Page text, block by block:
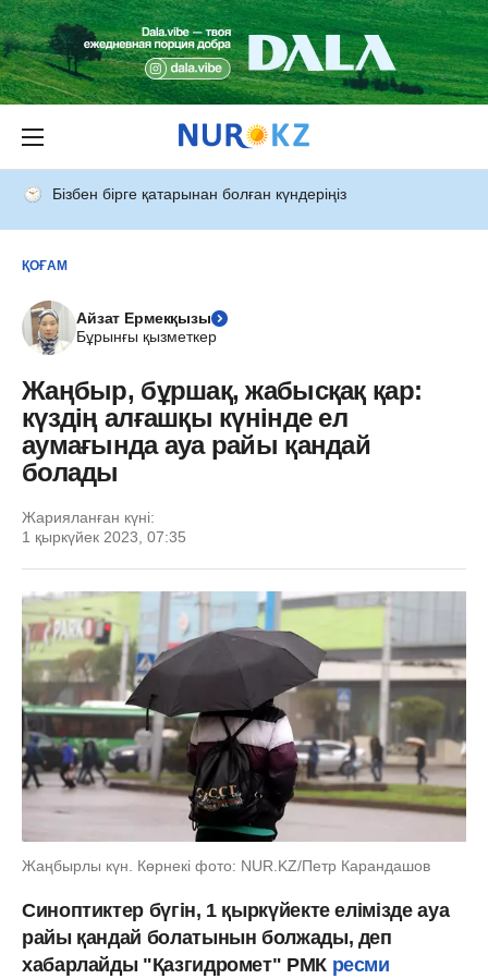
Бізбен бірге қатарынан болған күндеріңіз
ҚОҒАМ
Айзат Ермекқызы
Бұрынғы қызметкер
Жаңбыр, бұршақ, жабысқақ қар:
күздің алғашқы күнінде ел
аумағында ауа райы қандай
болады
Жарияланған күні:
1 қыркүйек 2023, 07:35
Жаңбырлы күн. Көрнекі фото: NUR.KZ/Петр Карандашов
Синоптиктер бүгін, 1 қыркүйекте елімізде ауа
райы қандай болатынын болжады, деп
хабарлайды "Қазгидромет" РМК ресми